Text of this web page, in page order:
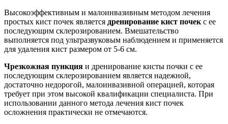
Высокоэффективным и малоинвазивным методом лечения
простых кист почек является дренирование кист почек с ее
последующим склерозированием. Вмешательство
выполняется под ультразвуковым наблюдением и применяется
для удаления кист размером от 5-6 см.
Чрезкожная пункция и дренирование кисты почки с ее
последующим склерозированием является надежной,
достаточно недорогой, малоинвазивной операцией, которая
требует при этом высокой квалификации специалиста. При
использовании данного метода лечения кист почек
осложнения практически не отмечаются.